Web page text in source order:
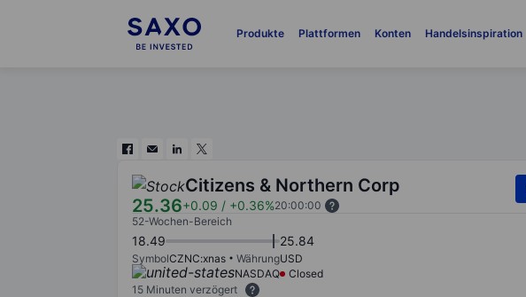
Produkte Plattformen Konten Handelsinspiration
Citizens & Northern Corp
25.36+0.09 / +0.36%20:00:00
52-Wochen-Bereich
18.49 25.84
SymbolCZNC:xnas WährungUSD
NASDAQ
Closed
15 Minuten verzögert